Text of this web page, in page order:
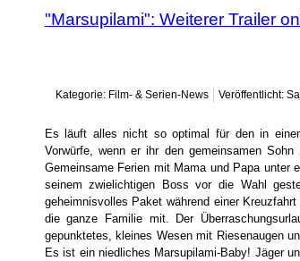
"Marsupilami": Weiterer Trailer
Kategorie: Film- & Serien-News Veröffentlicht:
Es läuft alles nicht so optimal für den in
Vorwürfe, wenn er ihr den gemeinsamen
Gemeinsame Ferien mit Mama und Papa unter
seinem zwielichtigen Boss vor die Wahl
geheimnisvolles Paket während einer
die ganze Familie mit. Der
gepunktetes, kleines Wesen mit Riesenaugen
Es ist ein niedliches Marsupilami-Baby! Jäger